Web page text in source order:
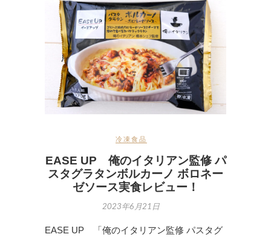
冷凍食品
EASE UP 俺のイタリアン監修 パ
スタグラタンボルカーノ ボロネー
ゼソース実食レビュー！
2023年6月21日
EASE UP 「俺のイタリアン監修 パスタグ